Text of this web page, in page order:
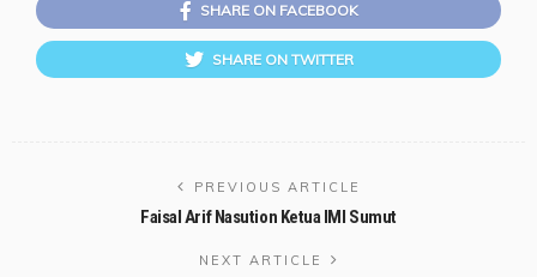
SHARE ON FACEBOOK
SHARE ON TWITTER
PREVIOUS ARTICLE
Faisal Arif Nasution Ketua IMI Sumut
NEXT ARTICLE